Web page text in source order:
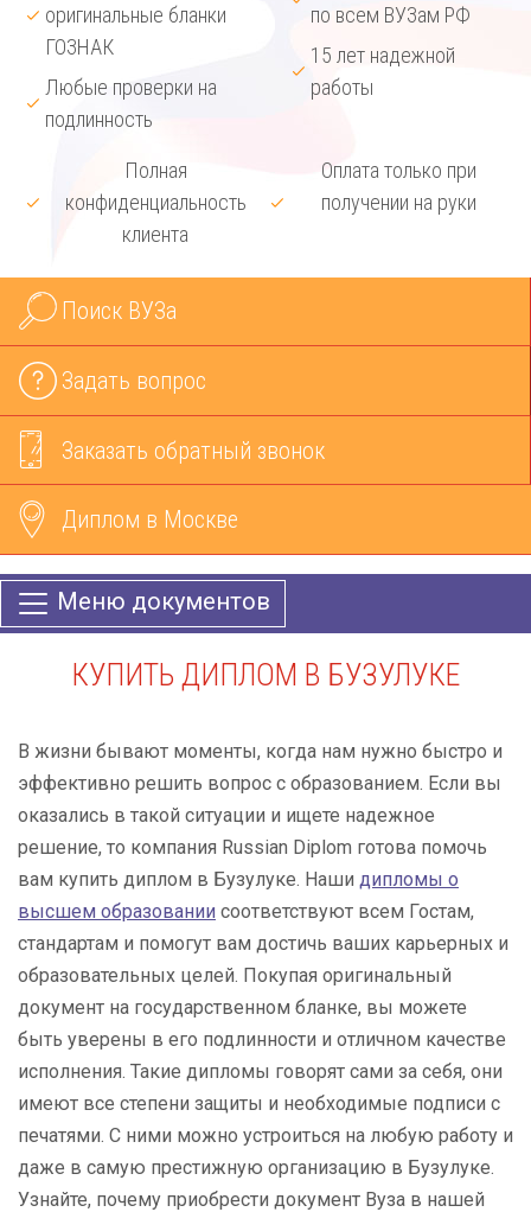
оригинальные бланки
ГОЗНАК
Любые проверки на
подлинность
по всем ВУЗам РФ
15 лет надежной
работы
Полная
конфиденциальность
клиента
Оплата только при
получении на руки
Поиск ВУЗа
Задать вопрос
Заказать обратный звонок
Диплом в Москве
Меню документов
КУПИТЬ ДИПЛОМ В БУЗУЛУКЕ
В жизни бывают моменты, когда нам нужно быстро и
эффективно решить вопрос с образованием. Если вы
оказались в такой ситуации и ищете надежное
решение, то компания Russian Diplom готова помочь
вам купить диплом в Бузулуке. Наши дипломы о
высшем образовании соответствуют всем Гостам,
стандартам и помогут вам достичь ваших карьерных и
образовательных целей. Покупая оригинальный
документ на государственном бланке, вы можете
быть уверены в его подлинности и отличном качестве
исполнения. Такие дипломы говорят сами за себя, они
имеют все степени защиты и необходимые подписи с
печатями. С ними можно устроиться на любую работу и
даже в самую престижную организацию в Бузулуке.
Узнайте, почему приобрести документ Вуза в нашей